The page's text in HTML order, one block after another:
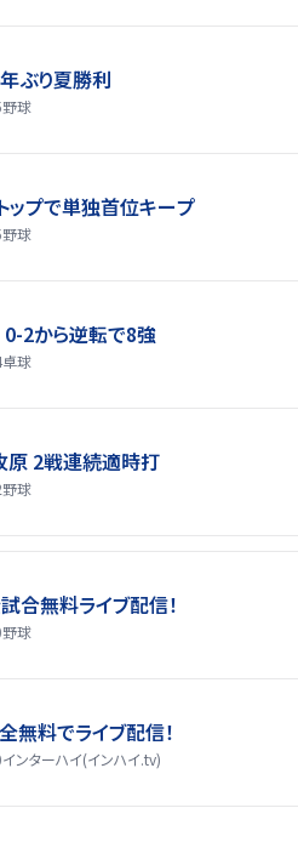
ぶり夏勝利
野球
ップで単独首位キープ
野球
2から逆転で8強
卓球
原 2戦連続適時打
野球
合無料ライブ配信！
野球
無料でライブ配信！
インターハイ(インハイ.tv)